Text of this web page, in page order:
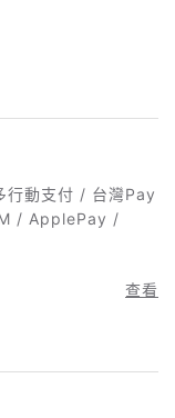
行動支付 / 台灣Pay
/ ApplePay /
查看